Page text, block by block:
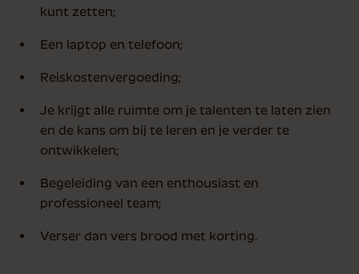
kunt zetten;
Een laptop en telefoon;
Reiskostenvergoeding;
Je krijgt alle ruimte om je talenten te laten zien
en de kans om bij te leren en je verder te
ontwikkelen;
Begeleiding van een enthousiast en
professioneel team;
Verser dan vers brood met korting.